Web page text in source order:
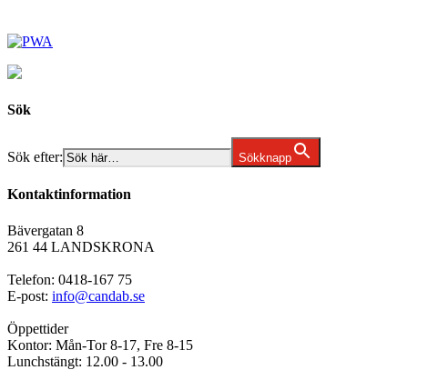
Sök
Sök efter: Sökknapp
Kontaktinformation
Bävergatan 8
261 44 LANDSKRONA
Telefon: 0418-167 75
E-post: info@candab.se
Öppettider
Kontor: Mån-Tor 8-17, Fre 8-15
Lunchstängt: 12.00 - 13.00